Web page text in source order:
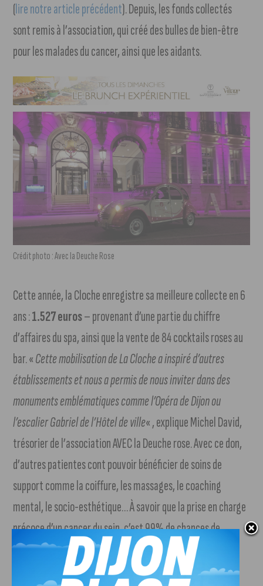
(lire notre article précédent). Depuis, les fonds collectés
sont remis à l’association, qui créé des bulles de bien-être
pour les malades du cancer, ainsi que les aidants.
Crédit photo : Avec la Deuche Rose
Cette année, la Cloche enregistre sa meilleure collecte en 6
ans :1.527 euros– provenant d’une partie du chiffre
d’affaires du spa, ainsi que la vente de 84 cocktails roses au
bar. «Cette mobilisation de La Cloche a inspiré d’autres
établissements et nous a permis de nous inviter dans des
monuments emblématiques comme l’Opéra de Dijon ou
l’escalier Gabriel de l’Hôtel de ville« , explique Michel David,
trésorier de l’association AVEC la Deuche rose. Avec ce don,
d’autres patientes cont pouvoir bénéficier de soins de
support comme la coiffure, les massages, le coaching
mental, le socio-esthétique… À savoir que la prise en charge
précoce d’un cancer du sein, c’est 99% de chances de
guérison à 5 ans.